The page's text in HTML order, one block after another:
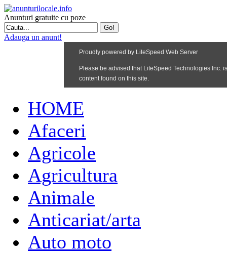
Anunturi gratuite cu poze
Adauga un anunt!
HOME
Afaceri
Agricole
Agricultura
Animale
Anticariat/arta
Auto moto